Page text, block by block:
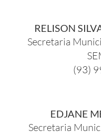
RELISON
Secretaria
(93)
EDJANE
Secretaria